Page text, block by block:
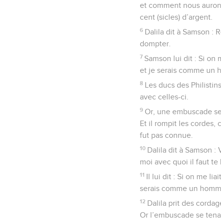
et comment nous
cent (sicles) d’argent.
6 Dalila dit à Samson :
dompter.
7 Samson lui dit : Si on
et je serais comme un
8 Les ducs des
avec celles-ci.
9 Or, une embuscade
Et il rompit les cordes,
fut pas connue.
10 Dalila dit à Samson :
moi avec quoi il faut te
11 Il lui dit : Si on me
serais comme un
12 Dalila prit des
Or l’embuscade se